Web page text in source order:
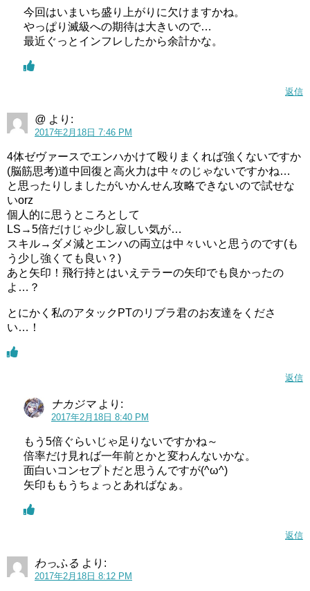
今回はいまいち盛り上がりに欠けますかね。
やっぱり滅級への期待は大きいので…
最近ぐっとインフレしたから余計かな。
返信
@ より:
2017年2月18日 7:46 PM
4体ゼヴァースでエンハかけて殴りまくれば強くないですか
(脳筋思考)道中回復と高火力は中々のじゃないですかね…
と思ったりしましたがいかんせん攻略できないので試せな
いorz
個人的に思うところとして
LS→5倍だけじゃ少し寂しい気が…
スキル→ダメ減とエンハの両立は中々いいと思うのです(も
う少し強くても良い？)
あと矢印！飛行持とはいえテラーの矢印でも良かったの
よ…？
とにかく私のアタックPTのリブラ君のお友達をくださ
い…！
返信
ナカジマ より:
2017年2月18日 8:40 PM
もう5倍ぐらいじゃ足りないですかね～
倍率だけ見れば一年前とかと変わんないかな。
面白いコンセプトだと思うんですが(^ω^)
矢印ももうちょっとあればなぁ。
返信
わっふる より:
2017年2月18日 8:12 PM